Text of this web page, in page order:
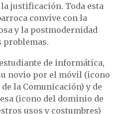
justificación. Toda esta
convive con la
y la postmodernidad
problemas.
de informática,
novio por el móvil (icono
la Comunicación) y de
(icono del dominio de
usos y costumbres)